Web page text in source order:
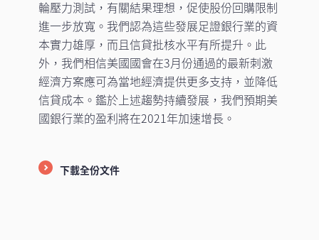
輪壓力測試，有關結果理想，促使股份回購限制
進一步放寬。我們認為這些發展足證銀行業的資
本實力雄厚，而且信貸批核水平有所提升。此
外，我們相信美國國會在3月份通過的最新刺激
經濟方案應可為當地經濟提供更多支持，並降低
信貸成本。鑑於上述趨勢持續發展，我們預期美
國銀行業的盈利將在2021年加速增長。
下載全份文件